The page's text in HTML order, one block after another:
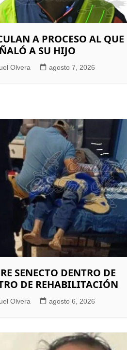
A PROCESO AL QUE
A SU HIJO
Olvera agosto 7, 2026
SENECTO DENTRO DE
DE REHABILITACIÓN
Olvera agosto 6, 2026